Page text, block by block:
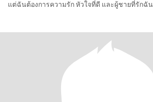
แต่ฉันต้องการความรัก หัวใจที่ดี และผู้ชายที่รักฉัน